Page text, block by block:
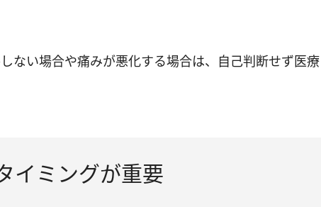
ない場合や痛みが悪化する場合は、自己判断せず医療
イミングが重要